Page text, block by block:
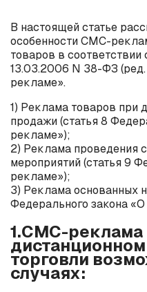
В настоящей статье
особенности СМС-
товаров в
13.03.2006 N 38-ФЗ
рекламе».
1) Реклама товаров при
продажи (статья 8
рекламе»);
2) Реклама проведения
мероприятий (статья 9
рекламе»);
3) Реклама основанных
Федерального закона
1.СМС-реклама
торговли
случаях: